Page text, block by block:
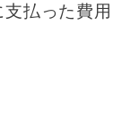
払った費用